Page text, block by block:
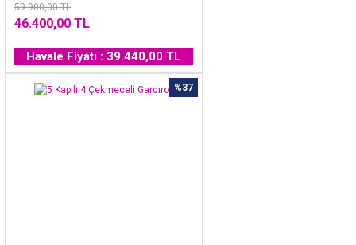
59.900,00 TL
46.400,00 TL
Havale Fiyatı : 39.440,00 TL
%37